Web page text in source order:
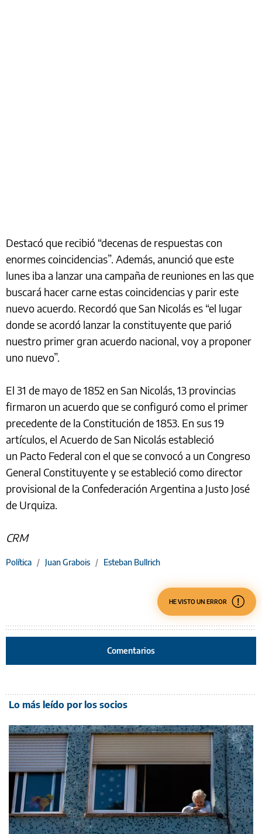
Destacó que recibió “decenas de respuestas con
enormes coincidencias”. Además, anunció que este
lunes iba a lanzar una campaña de reuniones en las que
buscará hacer carne estas coincidencias y parir este
nuevo acuerdo. Recordó que San Nicolás es “el lugar
donde se acordó lanzar la constituyente que parió
nuestro primer gran acuerdo nacional, voy a proponer
uno nuevo”.
El 31 de mayo de 1852 en San Nicolás, 13 provincias
firmaron un acuerdo que se configuró como el primer
precedente de la Constitución de 1853. En sus 19
artículos, el Acuerdo de San Nicolás estableció
un Pacto Federal con el que se convocó a un Congreso
General Constituyente y se estableció como director
provisional de la Confederación Argentina a Justo José
de Urquiza.
CRM
Política / Juan Grabois / Esteban Bullrich
HE VISTO UN ERROR
Comentarios
Lo más leído por los socios